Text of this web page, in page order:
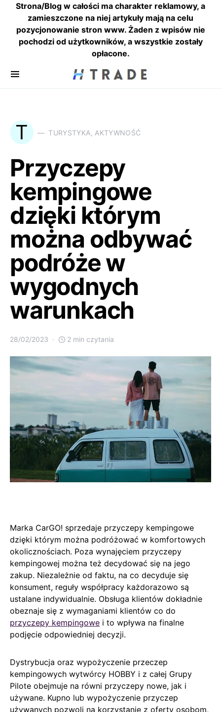
Strona/Blog w całości ma charakter reklamowy, a
zamieszczone na niej artykuły mają na celu
pozycjonowanie stron www. Żaden z wpisów nie
pochodzi od użytkowników, a wszystkie zostały
opłacone.
T TURYSTYKA, AKTYWNOŚĆ
Przyczepy
kempingowe
dzięki którym
można odbywać
podróże w
wygodnych
warunkach
28/02/2023 2 min czytania
Marka CarGO! sprzedaje przyczepy kempingowe
dzięki którym można podróżować w komfortowych
okolicznościach. Poza wynajęciem przyczepy
kempingowej można też decydować się na jego
zakup. Niezależnie od faktu, na co decyduje się
konsument, reguły współpracy każdorazowo są
ustalane indywidualnie. Obsługa klientów dokładnie
obeznaje się z wymaganiami klientów co do
przyczepy kempingowe i to wpływa na finalne
podjęcie odpowiedniej decyzji.
Dystrybucja oraz wypożyczenie przeczep
kempingowych wytwórcy HOBBY i z całej Grupy
Pilote obejmuje na równi przyczepy nowe, jak i
używane. Kupno lub wypożyczenie przyczep
używanych pozwoli na korzystanie z oferty osobom,